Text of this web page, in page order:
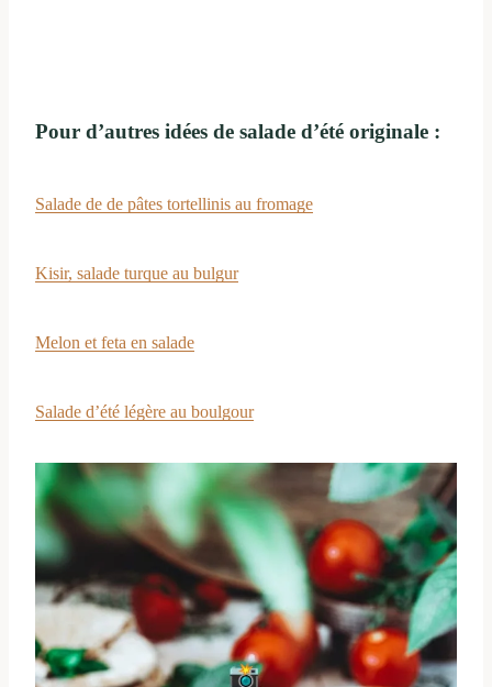
Pour d’autres idées de salade d’été originale :
Salade de de pâtes tortellinis au fromage
Kisir, salade turque au bulgur
Melon et feta en salade
Salade d’été légère au boulgour